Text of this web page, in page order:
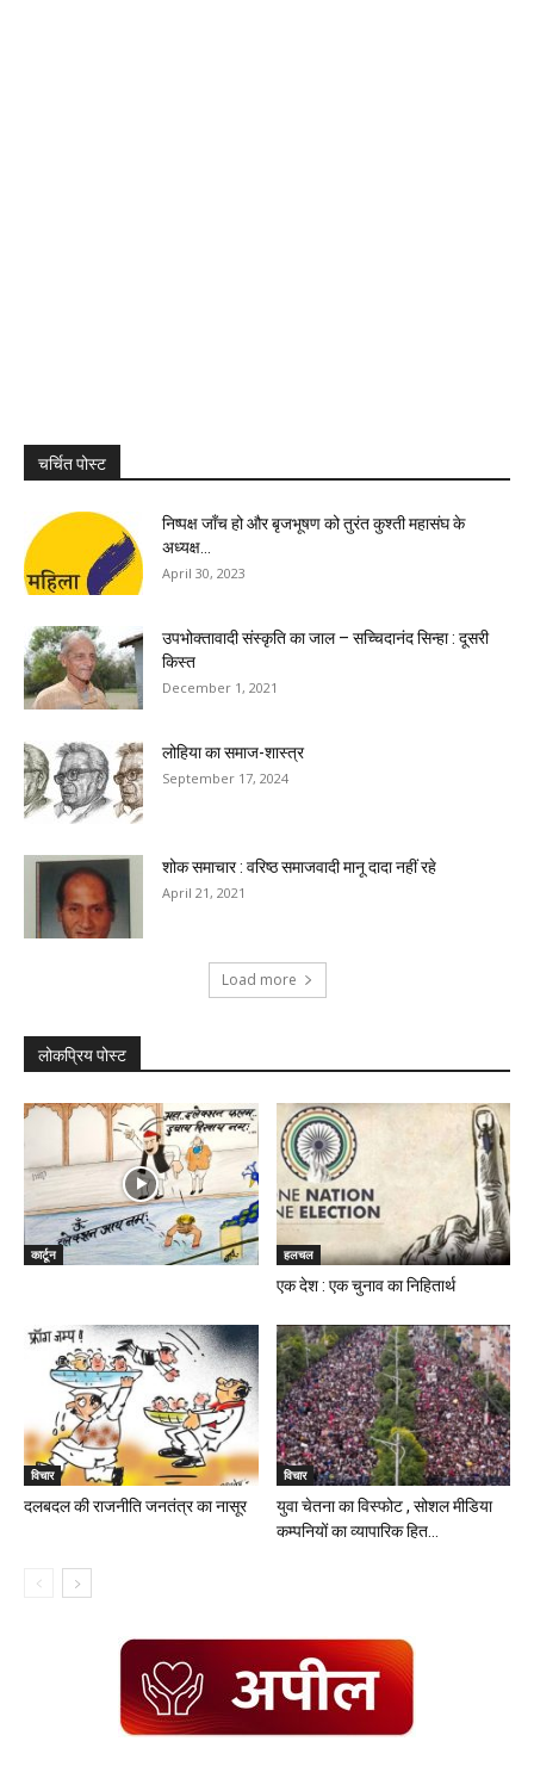
चर्चित पोस्ट
निष्पक्ष जॉंच हो और बृजभूषण को तुरंत कुश्ती महासंघ के
अध्यक्ष...
April 30, 2023
उपभोक्तावादी संस्कृति का जाल – सच्चिदानंद सिन्हा : दूसरी
किस्त
December 1, 2021
लोहिया का समाज-शास्त्र
September 17, 2024
शोक समाचार : वरिष्ठ समाजवादी मानू दादा नहीं रहे
April 21, 2021
Load more
लोकप्रिय पोस्ट
कार्टून हलचल
एक देश : एक चुनाव का निहितार्थ
विचार
दलबदल की राजनीति जनतंत्र का नासूर
विचार
युवा चेतना का विस्फोट , सोशल मीडिया
कम्पनियों का व्यापारिक हित...